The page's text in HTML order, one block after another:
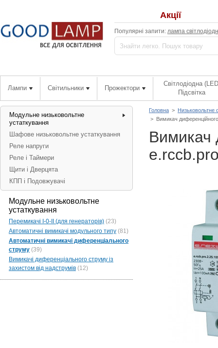
Акції
Популярні запити: лампа
Лампи Світильники Прожектори
Світлодіодна
Підсвітка
Головна > Низьковольтне
> Вимикач
Вимикач
Модульне низьковольтне
устаткування
Шафове низьковольтне устаткування
Реле напруги
Реле і Таймери
Щити і Дверцята
КПП і Подовжувачі
Модульне низьковольтне
устаткування
Перемикачі I-0-II (для генераторів) (23)
Автоматичні вимикачі модульного типу (81)
Автоматичні вимикачі диференціального
струму (39)
Вимикачі диференціального струму із
захистом від надструмів (12)